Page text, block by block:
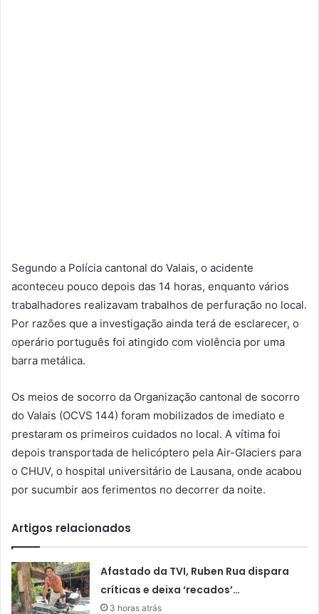
Segundo a Polícia cantonal do Valais, o acidente
aconteceu pouco depois das 14 horas, enquanto vários
trabalhadores realizavam trabalhos de perfuração no local.
Por razões que a investigação ainda terá de esclarecer, o
operário português foi atingido com violência por uma
barra metálica.
Os meios de socorro da Organização cantonal de socorro
do Valais (OCVS 144) foram mobilizados de imediato e
prestaram os primeiros cuidados no local. A vítima foi
depois transportada de helicóptero pela Air-Glaciers para
o CHUV, o hospital universitário de Lausana, onde acabou
por sucumbir aos ferimentos no decorrer da noite.
Artigos relacionados
Afastado da TVI, Ruben Rua dispara
críticas e deixa ‘recados’…
3 horas atrás